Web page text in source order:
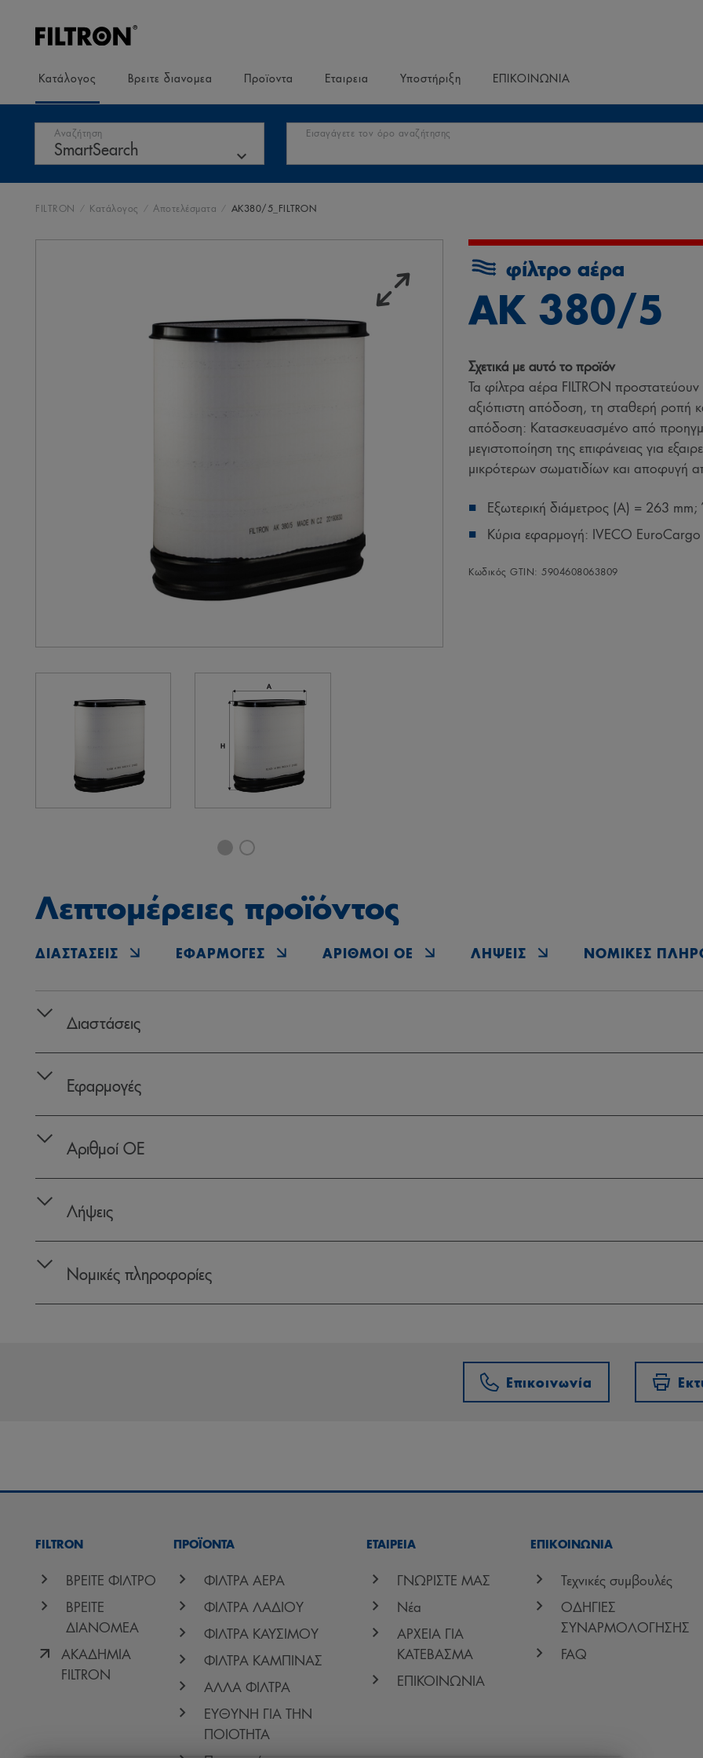
Κατάλογος Βρειτε διανομεα Προϊοντα Εταιρεια Υποστήριξη ΕΠΙΚΟΙΝΩΝΙΑ
Αναζήτηση Εισαγάγετε τον όρο αναζήτησης
FILTRON Κατάλογος Αποτελέσματα AK380/5_FILTRON
φίλτρο αέρα
AK 380/5
Σχετικά με αυτό το προϊόν
Τα φίλτρα αέρα FILTRON
αξιόπιστη απόδοση, τη σταθερή ροπή
απόδοση: Κατασκευασμένο από
μεγιστοποίηση της επιφάνειας για
μικρότερων σωματιδίων και αποφυγή
Εξωτερική διάμετρος (A) = 263
Κύρια εφαρμογή: IVECO
Κωδικός GTIN: 5904608063809
Λεπτομέρειες προϊόντος
ΔΙΑΣΤΆΣΕΙΣ ΕΦΑΡΜΟΓΈΣ ΑΡΙΘΜΟΊ OE ΛΉΨΕΙΣ ΝΟΜΙΚΈΣ
Διαστάσεις
Εφαρμογές
Αριθμοί OE
Λήψεις
Νομικές πληροφορίες
Επικοινωνία
FILTRON
ΒΡΕΙΤΕ ΦΙΛΤΡΟ
ΒΡΕΙΤΕ
ΔΙΑΝΟΜΕΑ
ΑΚΑΔΗΜΙΑ
FILTRON
ΠΡΟΪΟΝΤΑ
ΦΙΛΤΡΑ ΑΕΡΑ
ΦΙΛΤΡΑ ΛΑΔΙΟΥ
ΦΙΛΤΡΑ ΚΑΥΣΙΜΟΥ
ΦΙΛΤΡΑ ΚΑΜΠΙΝΑΣ
ΑΛΛΑ ΦΙΛΤΡΑ
ΕΥΘΥΝΗ ΓΙΑ ΤΗΝ
ΠΟΙΟΤΗΤΑ
ΕΤΑΙΡΕΙΑ
ΓΝΩΡΙΣΤΕ ΜΑΣ
Νέα
ΑΡΧΕΙΑ ΓΙΑ
ΚΑΤΕΒΑΣΜΑ
ΕΠΙΚΟΙΝΩΝΙΑ
ΕΠΙΚΟΙΝΩΝΊΑ
Τεχνικές συμβουλές
ΟΔΗΓΙΕΣ
ΣΥΝΑΡΜΟΛΟΓΗΣΗΣ
FAQ